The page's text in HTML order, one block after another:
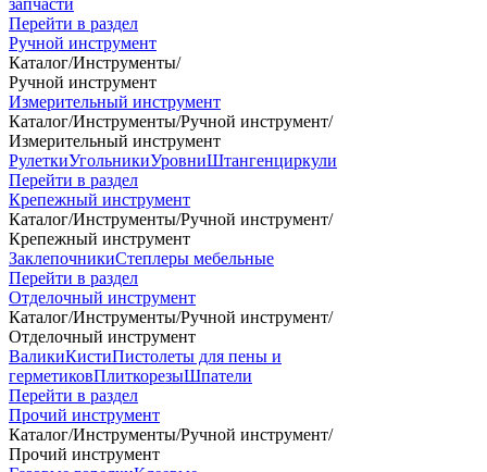
запчасти
Перейти в раздел
Ручной инструмент
Каталог/Инструменты/
Ручной инструмент
Измерительный инструмент
Каталог/Инструменты/Ручной инструмент/
Измерительный инструмент
РулеткиУгольникиУровниШтангенциркули
Перейти в раздел
Крепежный инструмент
Каталог/Инструменты/Ручной инструмент/
Крепежный инструмент
ЗаклепочникиСтеплеры мебельные
Перейти в раздел
Отделочный инструмент
Каталог/Инструменты/Ручной инструмент/
Отделочный инструмент
ВаликиКистиПистолеты для пены и
герметиковПлиткорезыШпатели
Перейти в раздел
Прочий инструмент
Каталог/Инструменты/Ручной инструмент/
Прочий инструмент